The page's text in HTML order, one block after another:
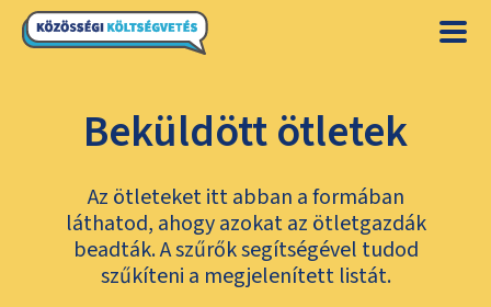
Beküldött ötletek
Az ötleteket itt abban a formában
láthatod, ahogy azokat az ötletgazdák
beadták. A szűrők segítségével tudod
szűkíteni a megjelenített listát.